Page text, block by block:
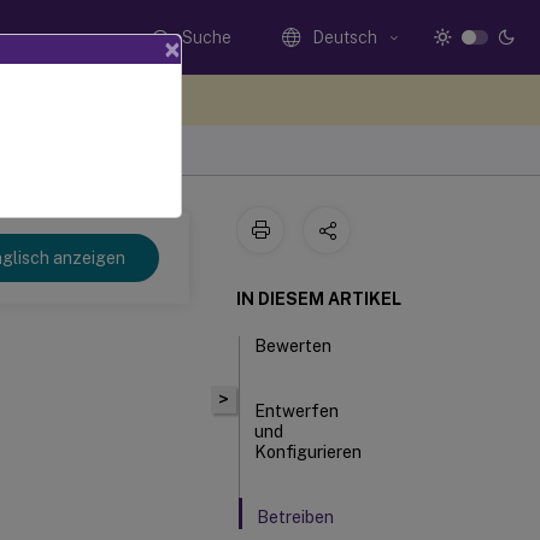
Suche Deutsch
anzeigen
>
IN DIESEM ARTIKEL
Bewerten
Entwerfen
und
Konfigurieren
Betreiben
×